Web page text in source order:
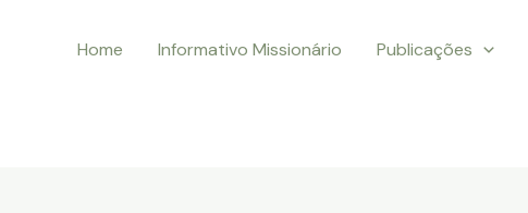
Home Informativo Missionário Publicações